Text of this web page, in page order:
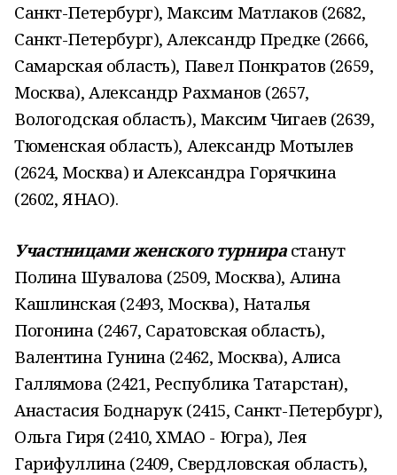
Санкт-Петербург), Максим Матлаков (2682,
Санкт-Петербург), Александр Предке (2666,
Самарская область), Павел Понкратов (2659,
Москва), Александр Рахманов (2657,
Вологодская область), Максим Чигаев (2639,
Тюменская область), Александр Мотылев
(2624, Москва) и Александра Горячкина
(2602, ЯНАО).
Участницами женского турнирастанут
Полина Шувалова (2509, Москва), Алина
Кашлинская (2493, Москва), Наталья
Погонина (2467, Саратовская область),
Валентина Гунина (2462, Москва), Алиса
Галлямова (2421, Республика Татарстан),
Анастасия Боднарук (2415, Санкт-Петербург),
Ольга Гиря (2410, ХМАО - Югра), Лея
Гарифуллина (2409, Свердловская область),